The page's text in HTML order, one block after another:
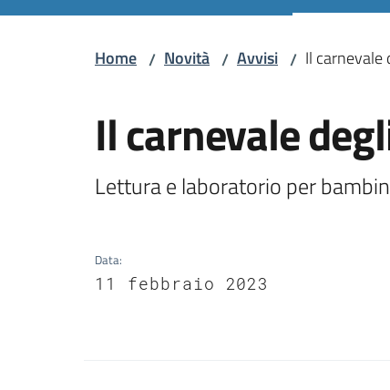
Home / Novità / Avvisi / Il carnevale
Il carnevale
Lettura e laboratorio per
Data:
11 febbraio 2023